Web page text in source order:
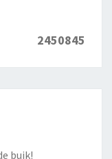
2450845
buik!